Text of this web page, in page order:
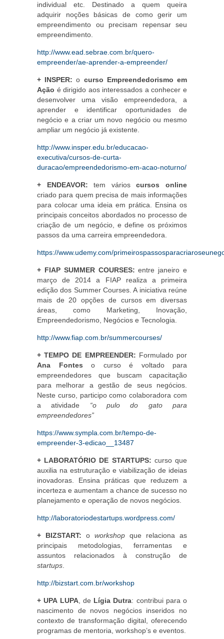
individual etc. Destinado a quem queira
adquirir noções básicas de como gerir um
empreendimento ou precisam repensar seu
empreendimento.
http://www.ead.sebrae.com.br/quero-
empreender/ae-aprender-a-empreender/
+ INSPER: o curso Empreendedorismo em
Ação é dirigido aos interessados a conhecer e
desenvolver uma visão empreendedora, a
aprender e identificar oportunidades de
negócio e a criar um novo negócio ou mesmo
ampliar um negócio já existente.
http://www.insper.edu.br/educacao-
executiva/cursos-de-curta-
duracao/empreendedorismo-em-acao-noturno/
+ ENDEAVOR: tem várioscursos online
criado para quem precisa de mais informações
para colocar uma ideia em prática. Ensina os
principais conceitos abordados no processo de
criação de um negócio, e define os próximos
passos da uma carreira empreendedora.
https://www.udemy.com/
+ FIAP SUMMER COURSES: entre janeiro e
março de 2014 a FIAP realiza a primeira
edição dos Summer Courses. A iniciativa reúne
mais de 20 opções de cursos em diversas
áreas, como Marketing, Inovação,
Empreendedorismo, Negócios e Tecnologia.
http://www.fiap.com.br/summercourses/
+ TEMPO DE EMPREENDER: Formulado por
Ana Fontes o curso é voltado para
empreendedores que buscam capacitação
para melhorar a gestão de seus negócios.
Neste curso, participo como colaboradora com
a atividade “o pulo do gato para
empreendedores”
https://www.sympla.com.br/tempo-de-
empreender-3-edicao__13487
+ LABORATÓRIO DE STARTUPS: curso que
auxilia na estruturação e viabilização de ideias
inovadoras. Ensina práticas que reduzem a
incerteza e aumentam a chance de sucesso no
planejamento e operação de novos negócios.
http://laboratoriodestartups.wordpress.com/
+ BIZSTART: o workshop que relaciona as
principais metodologias, ferramentas e
assuntos relacionados à construção de
startups
http://bizstart.com.br/workshop
+ UPA LUPA, de Lígia Dutra: contribui para o
nascimento de novos negócios inseridos no
contexto de transformação digital, oferecendo
programas de mentoria, workshop’s e eventos.